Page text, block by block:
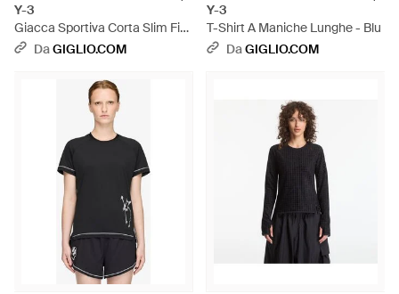
Y-3
Giacca Sportiva Corta Slim Fit -
Blu DaGIGLIO.COM
Y-3
T-Shirt A Maniche Lunghe - Blu
DaGIGLIO.COM